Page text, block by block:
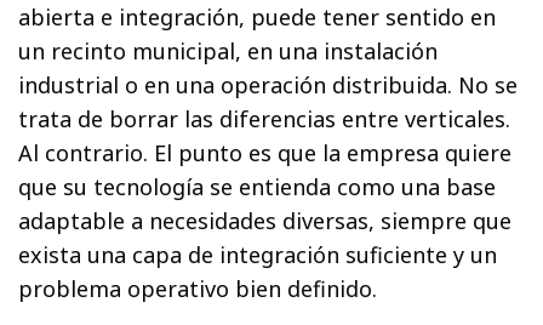
abierta e integración, puede tener sentido en
un recinto municipal, en una instalación
industrial o en una operación distribuida. No se
trata de borrar las diferencias entre verticales.
Al contrario. El punto es que la empresa quiere
que su tecnología se entienda como una base
adaptable a necesidades diversas, siempre que
exista una capa de integración suficiente y un
problema operativo bien definido.